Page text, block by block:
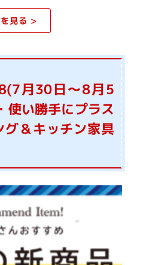
見る >
月30日～8月5
い勝手にプラス
グ＆キッチン家具